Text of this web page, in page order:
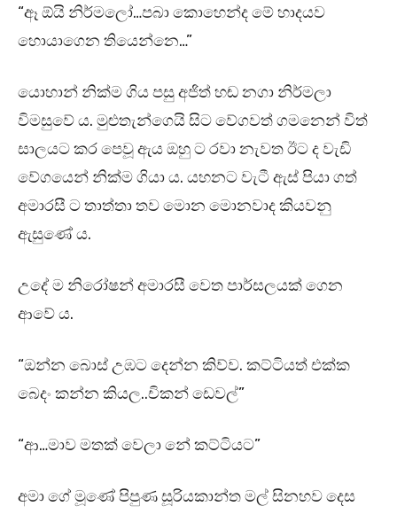
“ඈ ඕයි නිර්මලෝ…පබා කොහෙන්ද මේ හාදයව
හොයාගෙන තියෙන්නෙ…”
යොහාන් නික්ම ගිය පසු අජිත් හඬ නගා නිර්මලා
විමසුවේ ය. මුළුතැන්ගෙයි සිට වේගවත් ගමනෙන් විත්
සාලයට කර පෙවූ ඇය ඔහු ට රවා නැවත ඊට ද වැඩි
වේගයෙන් නික්ම ගියා ය. යහනට වැටී ඇස් පියා ගත්
අමාරසී ට තාත්තා තව මොන මොනවාද කියවනු
ඇසුණේ ය.
උදේ ම නිරෝෂන් අමාරසී වෙත පාර්සලයක් ගෙන
ආවේ ය.
“ඔන්න බොස් උඹට දෙන්න කිව්ව. කට්ටියත් එක්ක
බෙදං කන්න කියල..චිකන් ඩෙවල්”
“ආ…මාව මතක් වෙලා නේ කට්ටියට”
අමා ගේ මූණේ පිපුණ සූරියකාන්ත මල් සිනහව දෙස